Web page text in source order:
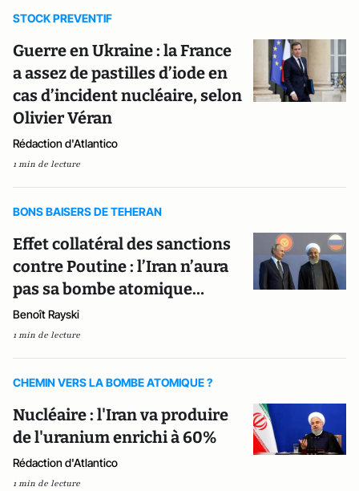
STOCK PREVENTIF
Guerre en Ukraine : la France
a assez de pastilles d’iode en
cas d’incident nucléaire, selon
Olivier Véran
Rédaction d'Atlantico
1 min de lecture
BONS BAISERS DE TEHERAN
Effet collatéral des sanctions
contre Poutine : l’Iran n’aura
pas sa bombe atomique…
Benoît Rayski
1 min de lecture
CHEMIN VERS LA BOMBE ATOMIQUE ?
Nucléaire : l'Iran va produire
de l'uranium enrichi à 60%
Rédaction d'Atlantico
1 min de lecture